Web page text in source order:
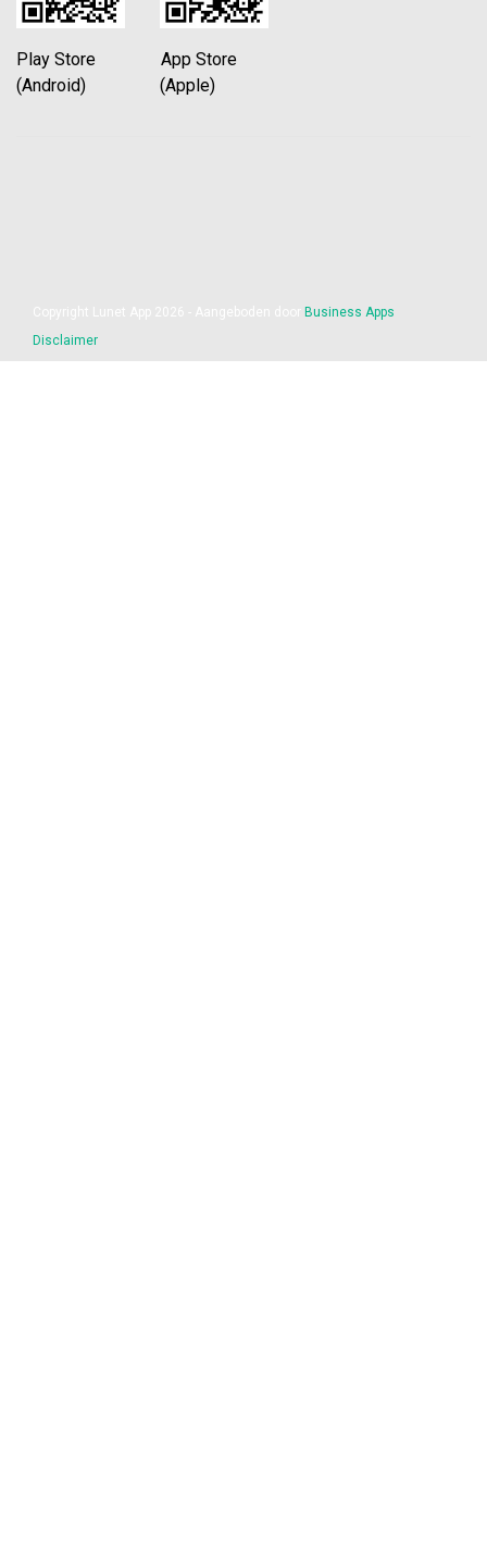
Play Store App Store
(Android) (Apple)
Business Apps
Disclaimer